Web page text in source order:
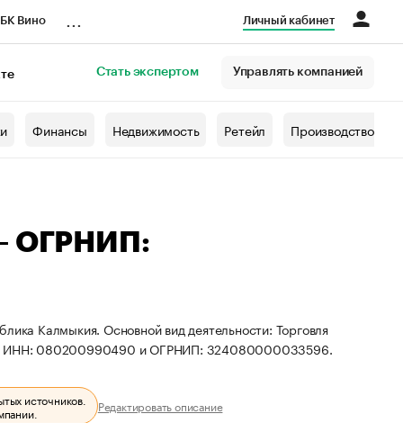
Вино Личный кабинет
Стать экспертом Управлять компанией
Финансы Недвижимость Ретейл Производство
ОГРНИП:
Калмыкия. Основной вид деятельности: Торговля
ИНН: 080200990490 и ОГРНИП: 324080000033596.
источников.
Редактировать описание